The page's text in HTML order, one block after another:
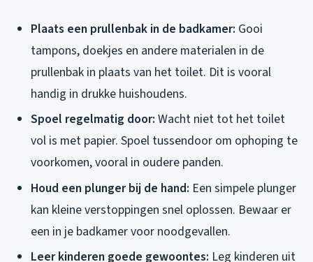
Plaats een prullenbak in de badkamer: Gooi
tampons, doekjes en andere materialen in de
prullenbak in plaats van het toilet. Dit is vooral
handig in drukke huishoudens.
Spoel regelmatig door: Wacht niet tot het toilet
vol is met papier. Spoel tussendoor om ophoping te
voorkomen, vooral in oudere panden.
Houd een plunger bij de hand: Een simpele plunger
kan kleine verstoppingen snel oplossen. Bewaar er
een in je badkamer voor noodgevallen.
Leer kinderen goede gewoontes: Leg kinderen uit